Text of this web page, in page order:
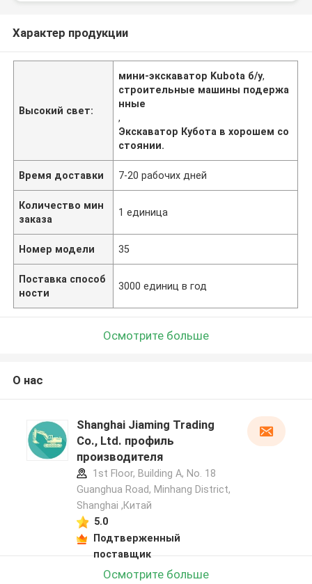
Характер продукции
Высокий свет:
мини-экскаватор Kubota б/у,
строительные машины подержа
нные
,
Экскаватор Кубота в хорошем со
стоянии.
Время доставки 7-20 рабочих дней
Количество мин
заказа
1 единица
Номер модели 35
Поставка способ
ности
3000 единиц в год
Осмотрите больше
О нас
Shanghai Jiaming Trading
Co., Ltd. профиль
производителя
1st Floor, Building A, No. 18
Guanghua Road, Minhang District,
Shanghai ,Китай
5.0
Подтверженный
поставщик
Осмотрите больше